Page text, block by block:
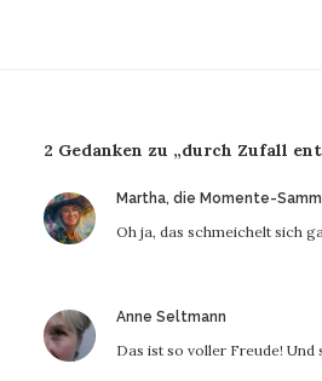
2 Gedanken zu „durch Zufall
Martha, die Momente-
Oh ja, das schmeichelt sich
Anne Seltmann
Das ist so voller Freude! Und